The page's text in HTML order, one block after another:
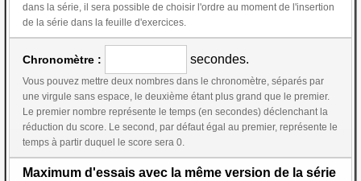
dans la série, il sera possible de choisir l'ordre au moment de l'insertion
de la série dans la feuille d'exercices.
Chronomètre : secondes.
Vous pouvez mettre deux nombres dans le chronomètre, séparés par
une virgule sans espace, le deuxième étant plus grand que le premier.
Le premier nombre représente le temps (en secondes) déclenchant la
réduction du score. Le second, par défaut égal au premier, représente le
temps à partir duquel le score sera 0.
Maximum d'essais avec la même version de la série